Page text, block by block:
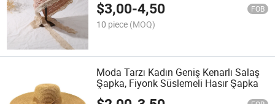
$3,00-4,50 FOB
10 piece (MOQ)
Moda Tarzı Kadın Geniş Kenarlı Salaş
Şapka, Fiyonk Süslemeli Hasır Şapka